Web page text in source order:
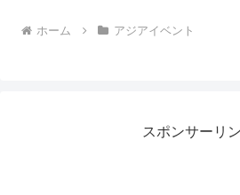
ホーム アジアイベント
スポンサーリ